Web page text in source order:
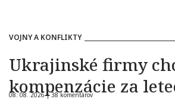
VOJNY A KONFLIKTY
Ukrajinské firmy
kompenzácie za
08. 08. 2026 |38 komentárov